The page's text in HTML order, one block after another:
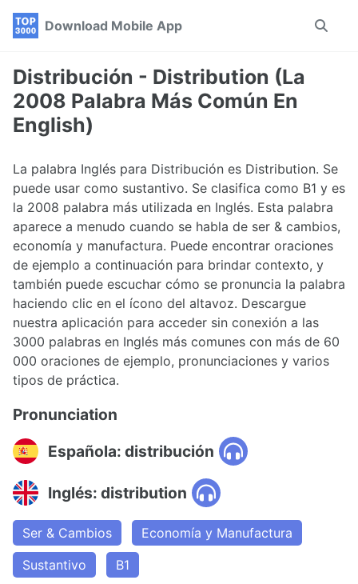
Skip
navigation
Skip
Skip
Download Mobile App
Toggle
Distribución - Distribution (La
2008 Palabra Más Común En
English)
La palabra Inglés para Distribución es Distribution. Se
puede usar como sustantivo. Se clasifica como B1 y es
la 2008 palabra más utilizada en Inglés. Esta palabra
aparece a menudo cuando se habla de ser & cambios,
economía y manufactura. Puede encontrar oraciones
de ejemplo a continuación para brindar contexto, y
también puede escuchar cómo se pronuncia la palabra
haciendo clic en el ícono del altavoz. Descargue
nuestra aplicación para acceder sin conexión a las
3000 palabras en Inglés más comunes con más de 60
000 oraciones de ejemplo, pronunciaciones y varios
tipos de práctica.
Pronunciation
Española: distribución
Inglés: distribution
Ser & Cambios
Economía y Manufactura
Sustantivo
B1